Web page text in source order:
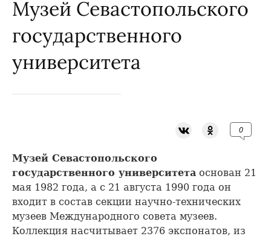
Музей Севастопольского
государственного
университета
0
Музей Севастопольского
государственного университета основан 21
мая 1982 года, а с 21 августа 1990 года он
входит в состав секции научно-технических
музеев Международного совета музеев.
Коллекция насчитывает 2376 экспонатов, из